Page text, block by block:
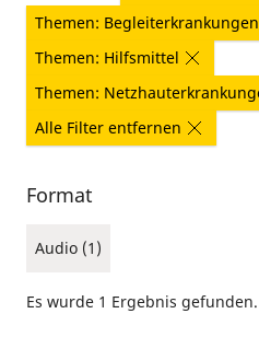
Themen: Begleiterkrankungen
Themen: Hilfsmittel
Themen:
Alle Filter entfernen
Format
Audio (1)
Es wurde 1 Ergebnis gefunden.